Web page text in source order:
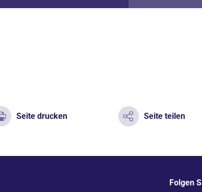
Seite drucken Seite teilen
Folgen